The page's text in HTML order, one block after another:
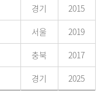
경기
2015
서울
2019
충북
2017
경기 2025